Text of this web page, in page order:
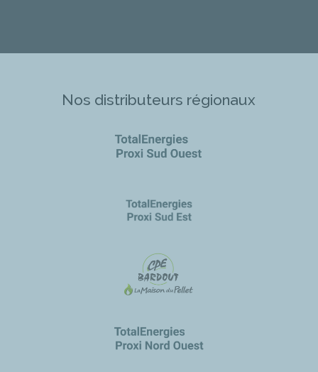
Nos distributeurs régionaux